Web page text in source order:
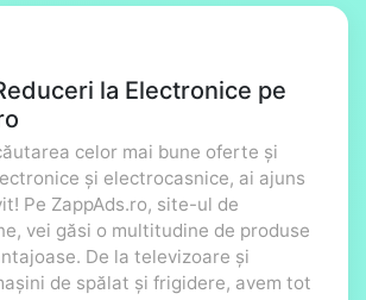
la Electronice pe
celor mai bune oferte și
și electrocasnice, ai ajuns
Pe ZappAds.ro, site-ul de
vei găsi o multitudine de produse
De la televizoare și
de spălat și frigidere, avem tot